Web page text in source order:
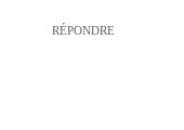
RÉPONDRE